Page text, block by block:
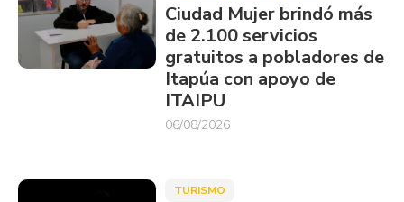
Ciudad Mujer brindó más
de 2.100 servicios
gratuitos a pobladores de
Itapúa con apoyo de
ITAIPU
06/08/2026
TURISMO